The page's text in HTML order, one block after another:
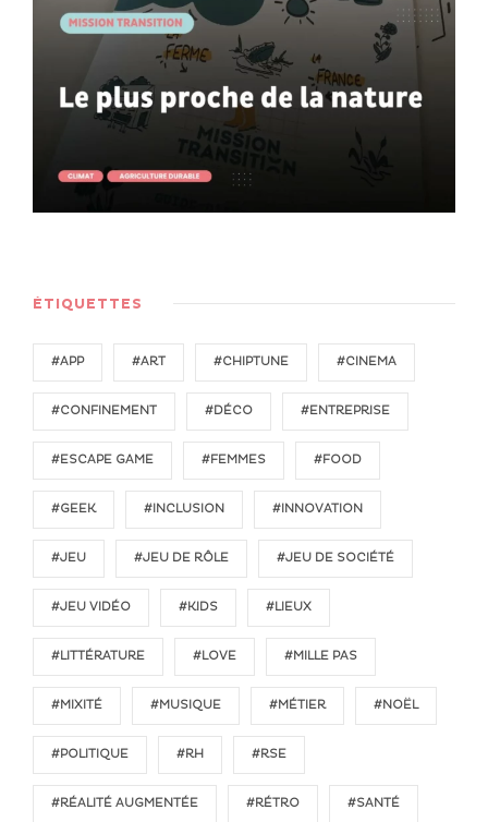
ÉTIQUETTES
#APP #ART #CHIPTUNE #CINEMA
#CONFINEMENT #DÉCO #ENTREPRISE
#ESCAPE GAME #FEMMES #FOOD
#GEEK #INCLUSION #INNOVATION
#JEU #JEU DE RÔLE #JEU DE SOCIÉTÉ
#JEU VIDÉO #KIDS #LIEUX
#LITTÉRATURE #LOVE #MILLE PAS
#MIXITÉ #MUSIQUE #MÉTIER #NOËL
#POLITIQUE #RH #RSE
#RÉALITÉ AUGMENTÉE #RÉTRO #SANTÉ